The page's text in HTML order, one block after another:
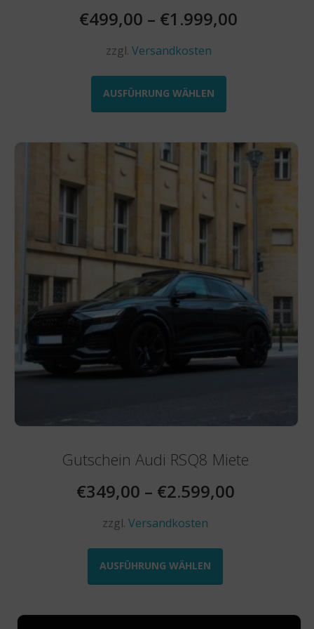
€499,00 – €1.999,00
zzgl. Versandkosten
AUSFÜHRUNG WÄHLEN
Dieses
Die
Optionen
können
auf
der
Produktseite
gewählt
werden
Gutschein Audi RSQ8 Miete
€349,00 – €2.599,00
zzgl.Versandkosten
AUSFÜHRUNG WÄHLEN